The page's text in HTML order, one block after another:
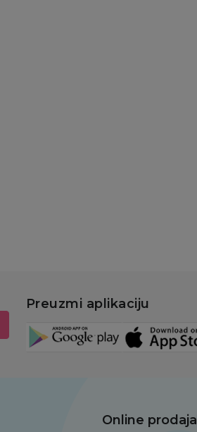
Preuzmi aplikaciju
Online prodaja